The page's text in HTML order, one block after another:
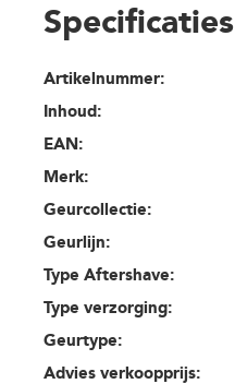
Specificaties
Artikelnummer:
Inhoud:
EAN:
Merk:
Geurcollectie:
Geurlijn:
Type Aftershave:
Type verzorging:
Geurtype:
Advies verkoopprijs: